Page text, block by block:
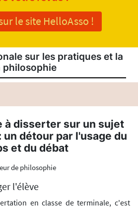
le site HelloAsso !
sur les pratiques et la
philosophie
à disserter sur un sujet
détour par l'usage du
et du débat
de philosophie
l'élève
en classe de terminale, c'est